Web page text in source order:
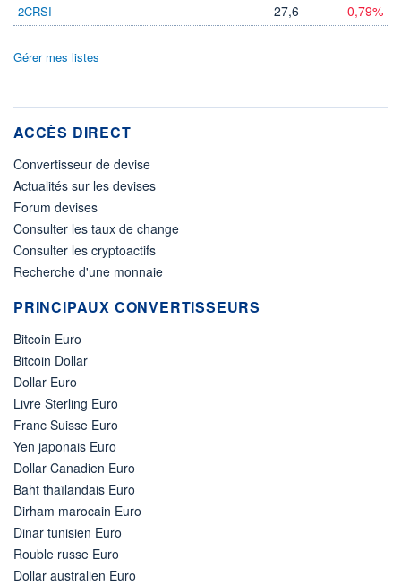
2CRSI 27,6 -0,79%
Gérer mes listes
ACCÈS DIRECT
Convertisseur de devise
Actualités sur les devises
Forum devises
Consulter les taux de change
Consulter les cryptoactifs
Recherche d'une monnaie
PRINCIPAUX CONVERTISSEURS
Bitcoin Euro
Bitcoin Dollar
Dollar Euro
Livre Sterling Euro
Franc Suisse Euro
Yen japonais Euro
Dollar Canadien Euro
Baht thaïlandais Euro
Dirham marocain Euro
Dinar tunisien Euro
Rouble russe Euro
Dollar australien Euro